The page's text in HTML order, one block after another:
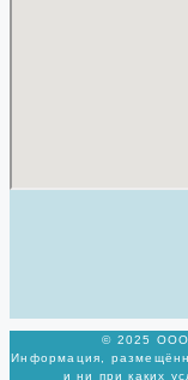
© 2025 ООО
Информация,
и ни при каких